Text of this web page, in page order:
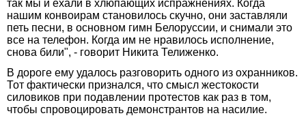
так мы и ехали в хлюпающих испражнениях. Когда
нашим конвоирам становилось скучно, они заставляли
петь песни, в основном гимн Белоруссии, и снимали это
все на телефон. Когда им не нравилось исполнение,
снова били", - говорит Никита Телиженко.
В дороге ему удалось разговорить одного из охранников.
Тот фактически признался, что смысл жестокости
силовиков при подавлении протестов как раз в том,
чтобы спровоцировать демонстрантов на насилие.